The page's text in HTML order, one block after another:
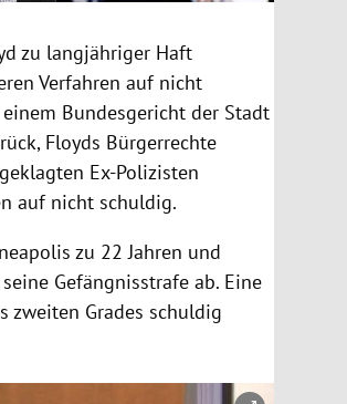
zu langjähriger Haft
Verfahren auf nicht
Bundesgericht der Stadt
Floyds Bürgerrechte
Ex-Polizisten
auf nicht schuldig.
zu 22 Jahren und
Gefängnisstrafe ab. Eine
zweiten Grades schuldig